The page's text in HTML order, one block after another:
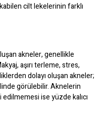
cilt lekelerinin farklı
akneler, genellikle
aşırı terleme, stres,
dolayı oluşan akneler;
görülebilir. Aknelerin
edilmemesi ise yüzde kalıcı